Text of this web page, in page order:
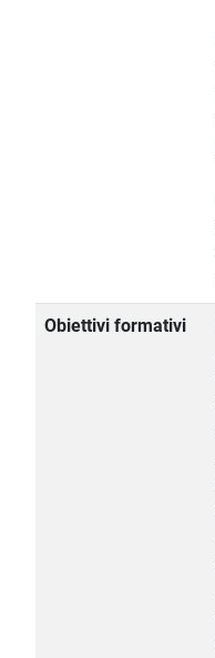
Obiettivi formativi